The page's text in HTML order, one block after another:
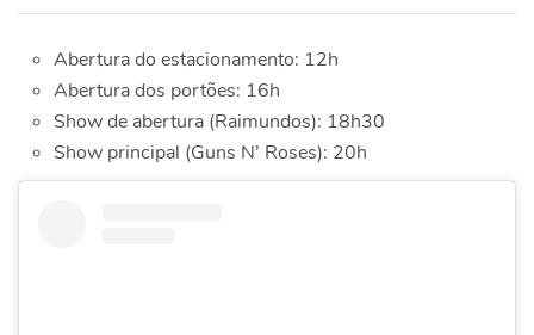
Abertura do estacionamento: 12h
Abertura dos portões: 16h
Show de abertura (Raimundos): 18h30
Show principal (Guns N’ Roses): 20h